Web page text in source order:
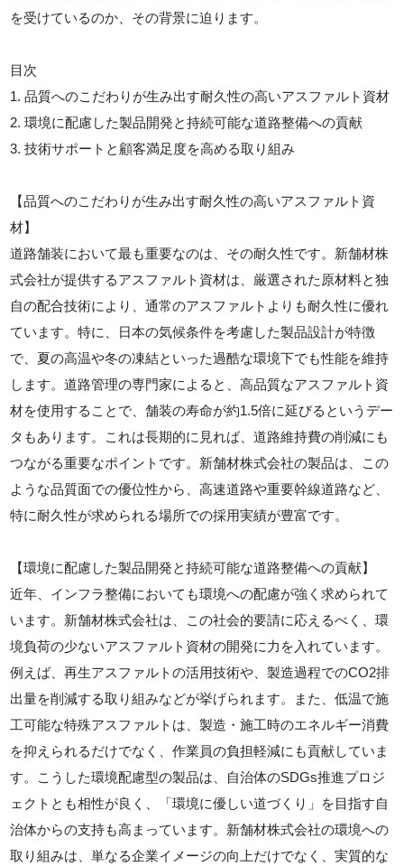
を受けているのか、その背景に迫ります。
目次
1. 品質へのこだわりが生み出す耐久性の高いアスファルト資材
2. 環境に配慮した製品開発と持続可能な道路整備への貢献
3. 技術サポートと顧客満足度を高める取り組み
【品質へのこだわりが生み出す耐久性の高いアスファルト資
材】
道路舗装において最も重要なのは、その耐久性です。新舗材株
式会社が提供するアスファルト資材は、厳選された原材料と独
自の配合技術により、通常のアスファルトよりも耐久性に優れ
ています。特に、日本の気候条件を考慮した製品設計が特徴
で、夏の高温や冬の凍結といった過酷な環境下でも性能を維持
します。道路管理の専門家によると、高品質なアスファルト資
材を使用することで、舗装の寿命が約1.5倍に延びるというデー
タもあります。これは長期的に見れば、道路維持費の削減にも
つながる重要なポイントです。新舗材株式会社の製品は、この
ような品質面での優位性から、高速道路や重要幹線道路など、
特に耐久性が求められる場所での採用実績が豊富です。
【環境に配慮した製品開発と持続可能な道路整備への貢献】
近年、インフラ整備においても環境への配慮が強く求められて
います。新舗材株式会社は、この社会的要請に応えるべく、環
境負荷の少ないアスファルト資材の開発に力を入れています。
例えば、再生アスファルトの活用技術や、製造過程でのCO2排
出量を削減する取り組みなどが挙げられます。また、低温で施
工可能な特殊アスファルトは、製造・施工時のエネルギー消費
を抑えられるだけでなく、作業員の負担軽減にも貢献していま
す。こうした環境配慮型の製品は、自治体のSDGs推進プロジ
ェクトとも相性が良く、「環境に優しい道づくり」を目指す自
治体からの支持も高まっています。新舗材株式会社の環境への
取り組みは、単なる企業イメージの向上だけでなく、実質的な